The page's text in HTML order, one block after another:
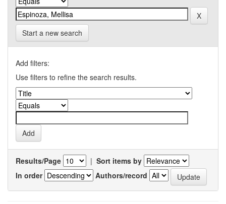
Start a new search
Add filters:
Use filters to refine the search results.
Results/Page | Sort items by
In order
Authors/record